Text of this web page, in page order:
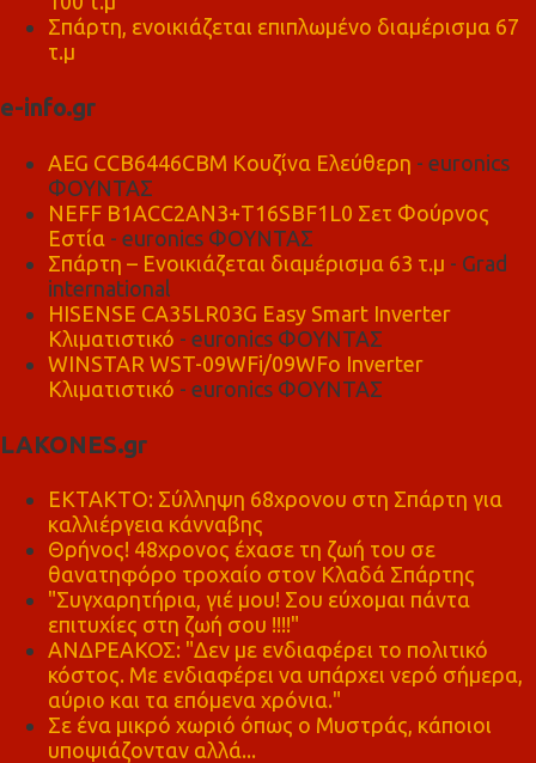
Σπάρτη, ενοικιάζεται επιπλωμένο διαμέρισμα 67
τ.μ
e-info.gr
AEG CCB6446CBM Κουζίνα Ελεύθερη - euronics
ΦΟΥΝΤΑΣ
NEFF B1ACC2AN3+T16SBF1L0 Σετ Φούρνος
Εστία - euronics ΦΟΥΝΤΑΣ
Σπάρτη – Ενοικιάζεται διαμέρισμα 63 τ.μ - Grad
international
HISENSE CA35LR03G Easy Smart Inverter
Κλιματιστικό - euronics ΦΟΥΝΤΑΣ
WINSTAR WST-09WFi/09WFo Inverter
Κλιματιστικό - euronics ΦΟΥΝΤΑΣ
LAKONES.gr
ΕΚΤΑΚΤΟ: Σύλληψη 68χρονου στη Σπάρτη για
καλλιέργεια κάνναβης
Θρήνος! 48χρονος έχασε τη ζωή του σε
θανατηφόρο τροχαίο στον Κλαδά Σπάρτης
"Συγχαρητήρια, γιέ μου! Σου εύχομαι πάντα
επιτυχίες στη ζωή σου !!!!"
ΑΝΔΡΕΑΚΟΣ: "Δεν με ενδιαφέρει το πολιτικό
κόστος. Με ενδιαφέρει να υπάρχει νερό σήμερα,
αύριο και τα επόμενα χρόνια."
Σε ένα μικρό χωριό όπως ο Μυστράς, κάποιοι
υποψιάζονταν αλλά...